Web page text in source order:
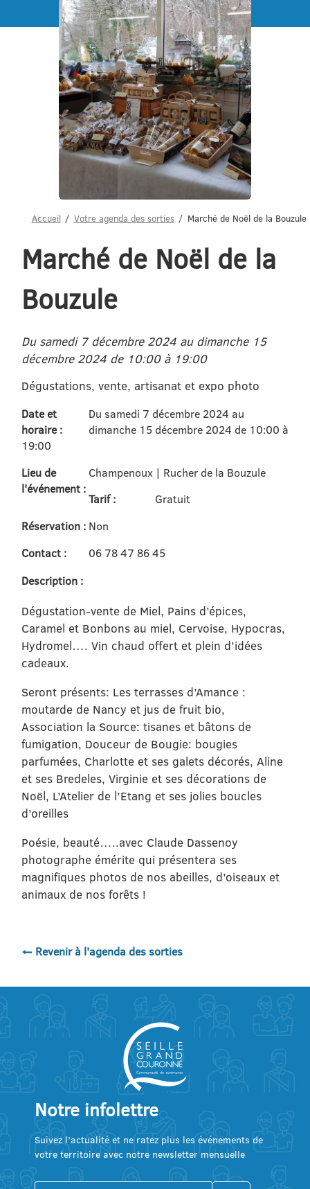
Menu
Accueil Votre agenda des sorties Marché de Noël de la Bouzule
Marché de Noël de la
Bouzule
Du samedi 7 décembre 2024 au dimanche 15
décembre 2024 de 10:00 à 19:00
Dégustations, vente, artisanat et expo photo
Date et
horaire :
Du samedi 7 décembre 2024 au
dimanche 15 décembre 2024 de 10:00 à
19:00
Lieu de
l'événement :
Champenoux | Rucher de la Bouzule
Tarif :
Gratuit
Réservation : Non
Contact :
06 78 47 86 45
Description :
Dégustation-vente de Miel, Pains d’épices,
Caramel et Bonbons au miel, Cervoise, Hypocras,
Hydromel…. Vin chaud offert et plein d’idées
cadeaux.
Seront présents: Les terrasses d’Amance :
moutarde de Nancy et jus de fruit bio,
Association la Source: tisanes et bâtons de
fumigation, Douceur de Bougie: bougies
parfumées, Charlotte et ses galets décorés, Aline
et ses Bredeles, Virginie et ses décorations de
Noël, L’Atelier de l’Etang et ses jolies boucles
d’oreilles
Poésie, beauté…..avec Claude Dassenoy
photographe émérite qui présentera ses
magnifiques photos de nos abeilles, d’oiseaux et
animaux de nos forêts !
← Revenir à l'agenda des sorties
Notre infolettre
Suivez l’actualité et ne ratez plus les événements de
votre territoire avec notre newsletter mensuelle